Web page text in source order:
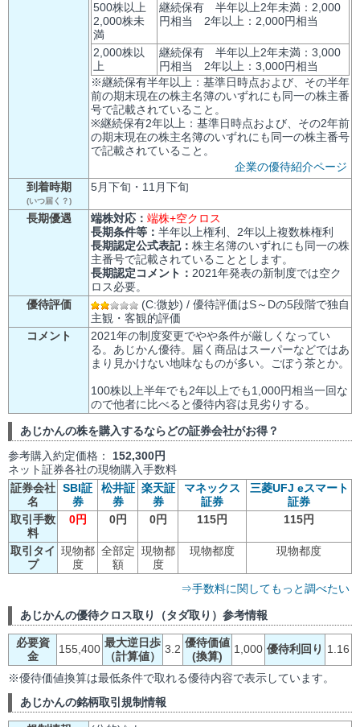
500株以上
2,000株未
満
継続保有 半年以上2年未満：2,000
円相当 2年以上：2,000円相当
2,000株以
上
継続保有 半年以上2年未満：3,000
円相当 2年以上：3,000円相当
※継続保有半年以上：基準日時点および、その半年
前の期末現在の株主名簿のいずれにも同一の株主番
号で記載されていること。
※継続保有2年以上：基準日時点および、その2年前
の期末現在の株主名簿のいずれにも同一の株主番号
で記載されていること。
企業の優待紹介ページ
到着時期
(いつ届く？)
5月下旬・11月下旬
長期優遇 端株対応： 端株+空クロス
長期条件等： 半年以上権利、2年以上複数株権利
長期認定公式表記： 株主名簿のいずれにも同一の株
主番号で記載されていることとします。
長期認定コメント： 2021年発表の新制度では空ク
ロス必要。
優待評価
(C:微妙) / 優待評価はS～Dの5段階で独自
主観・客観的評価
コメント
2021年の制度変更でやや条件が厳しくなってい
る。あじかん優待。届く商品はスーパーなどではあ
まり見かけない地味なものが多い。ごぼう茶とか。
100株以上半年でも2年以上でも1,000円相当一回な
ので他者に比べると優待内容は見劣りする。
あじかんの株を購入するならどの証券会社がお得？
参考購入約定価格： 152,300円
ネット証券各社の現物購入手数料
証券会社
名
SBI証
券
松井証
券
楽天証
券
マネックス
証券
三菱UFJ eスマート
証券
取引手数
料
0円 0円 0円 115円 115円
取引タイ
プ
現物都
度
全部定
額
現物都
度
現物都度 現物都度
⇒手数料に関してもっと調べたい
あじかんの優待クロス取り（タダ取り）参考情報
必要資
金
155,400 最大逆日歩
（計算値）
3.2 優待価値
(換算)
1,000 優待利回り 1.16
※優待価値換算は最低条件で取れる優待内容で表示しています。
あじかんの銘柄取引規制情報